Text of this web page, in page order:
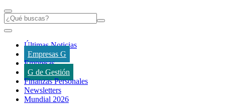
Últimas Noticias
Empresas G
Empresas
G de Gestión
Finanzas Personales
Newsletters
Mundial 2026